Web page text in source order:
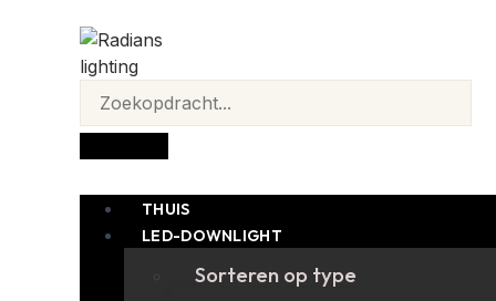
THUIS
LED-DOWNLIGHT
Sorteren op type